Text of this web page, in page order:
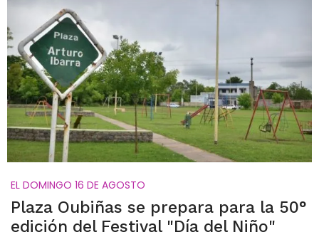
EL DOMINGO 16 DE AGOSTO
Plaza Oubiñas se prepara para la 50°
edición del Festival "Día del Niño"